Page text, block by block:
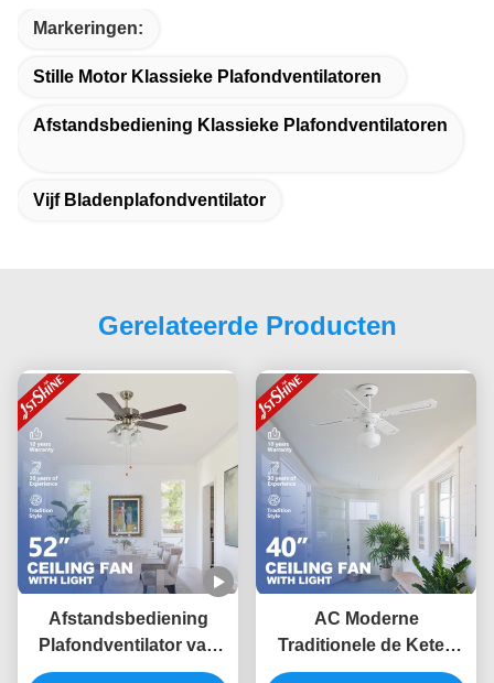
Markeringen:
Stille Motor Klassieke Plafondventilatoren
Afstandsbediening Klassieke Plafondventilatoren
Vijf Bladenplafondventilator
Gerelateerde Producten
Afstandsbediening
Plafondventilator van
de 52 Duim de
AC Moderne
Traditionele de Keten
van de